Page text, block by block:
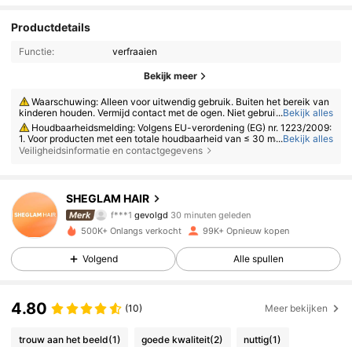
Productdetails
Functie: verfraaien
Bekijk meer
Waarschuwing: Alleen voor uitwendig gebruik. Buiten het bereik van
kinderen houden. Vermijd contact met de ogen. Niet gebruiken op een b
eschadigde of geïrriteerde huid. Stop het gebruik als er irritatie optreedt.
...Bekijk alles
Houdbaarheidsmelding: Volgens EU-verordening (EG) nr. 1223/2009:
1. Voor producten met een totale houdbaarheid van ≤ 30 maanden: de v
ervaldatum wordt aangegeven met een zandlopersymbool ⌛ + datum o
p de verpakking, of in het Engels met "ten minste houdbaar tot" of "ten
aangegeven met een symbool van een open pot + M, waarbij M staat v
oor maanden. Opmerking: Producten in verpakkingen voor eenmalig ge
bruik, niet-openbare producten en andere gespecificeerde artikelen zij
n vrijgesteld van de verplichte houdbaarheidsdatummarkering. Raadple
eg uitsluitend de markeringen op de fysieke productverpakking; stop he
t gebruik onmiddellijk als er sprake is van bederf.
...Bekijk alles
Veiligheidsinformatie en contactgegevens
SHEGLAM HAIR
j***5 is aan het browsen
4.86
303K Volgers
4.86 303K Volgers
500K+ Onlangs verkocht 99K+ Opnieuw kopen
Volgend Alle spullen
4.80 (10) Meer bekijken
trouw aan het beeld(1) goede kwaliteit(2) nuttig(1)